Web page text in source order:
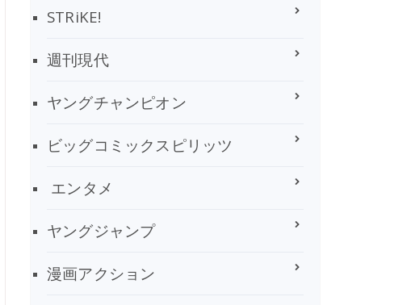
STRiKE!
週刊現代
ヤングチャンピオン
ビッグコミックスピリッツ
エンタメ
ヤングジャンプ
漫画アクション